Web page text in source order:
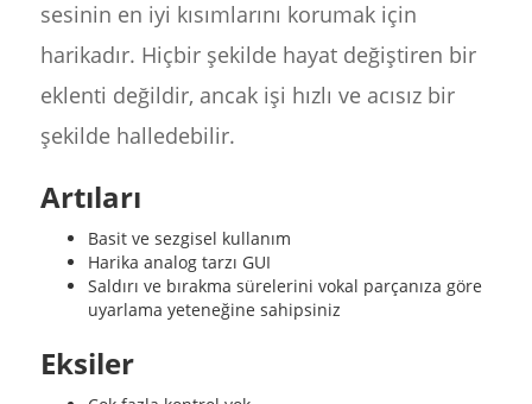
sesinin en iyi kısımlarını korumak için
harikadır. Hiçbir şekilde hayat değiştiren bir
eklenti değildir, ancak işi hızlı ve acısız bir
şekilde halledebilir.
Artıları
Basit ve sezgisel kullanım
Harika analog tarzı GUI
Saldırı ve bırakma sürelerini vokal parçanıza göre
uyarlama yeteneğine sahipsiniz
Eksiler